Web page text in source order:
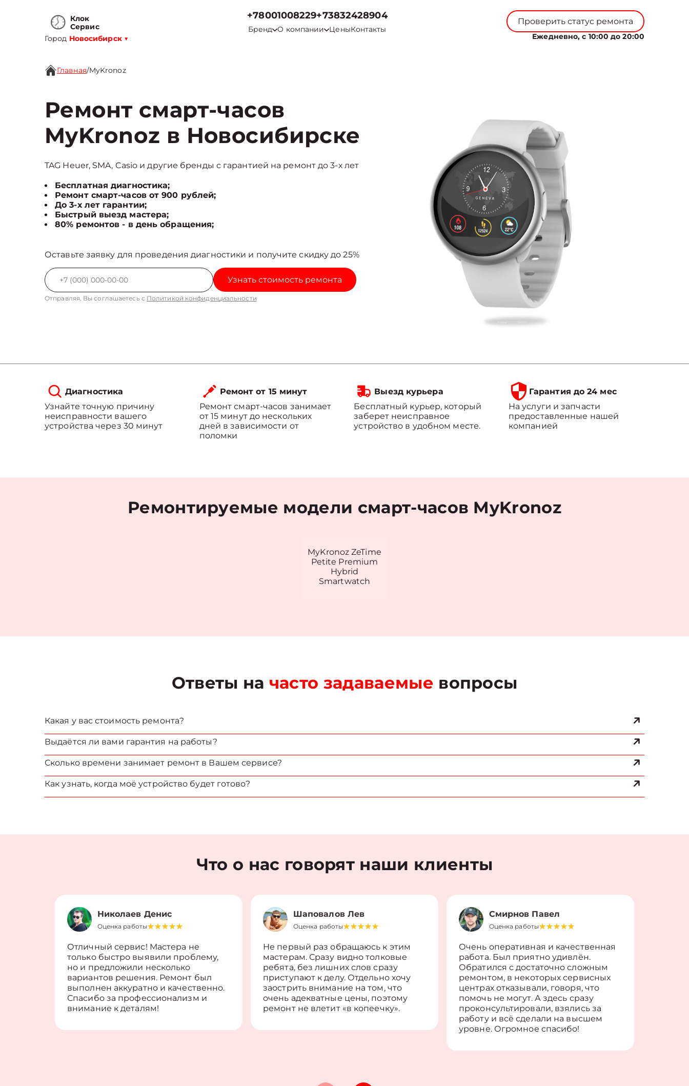
Клок
Сервис
Город Новосибирск ▼
+78001008229+73832428904
Бренд О компании ЦеныКонтакты
Проверить статус ремонта
Ежедневно, с 10:00 до 20:00
Главная/MyKronoz
Ремонт смарт-часов
MyKronoz в Новосибирске
TAG Heuer, SMA, Casio и другие бренды с гарантией на ремонт до 3-х лет
Бесплатная диагностика;
Ремонт смарт-часов от 900 рублей;
До 3-х лет гарантии;
Быстрый выезд мастера;
80% ремонтов - в день обращения;
Оставьте заявку для проведения диагностики и получите скидку до 25%
Узнать стоимость ремонта
Отправляя, Вы соглашаетесь с Политикой конфиденциальности
Диагностика
Узнайте точную причину
неисправности вашего
устройства через 30 минут
Ремонт от 15 минут
Ремонт смарт-часов занимает
от 15 минут до нескольких
дней в зависимости от
поломки
Выезд курьера
Бесплатный курьер, который
заберет неисправное
устройство в удобном месте.
Гарантия до 24 мес
На услуги и запчасти
предоставленные нашей
компанией
Ремонтируемые модели смарт-часов MyKronoz
MyKronoz ZeTime
Petite Premium
Hybrid
Smartwatch
Ответы на часто задаваемые вопросы
Какая у вас стоимость ремонта?
Выдаётся ли вами гарантия на работы?
Сколько времени занимает ремонт в Вашем сервисе?
Как узнать, когда моё устройство будет готово?
Что о нас говорят наши клиенты
Николаев Денис
Оценка работы
Отличный сервис! Мастера не
только быстро выявили проблему,
но и предложили несколько
вариантов решения. Ремонт был
выполнен аккуратно и качественно.
Спасибо за профессионализм и
внимание к деталям!
Шаповалов Лев
Оценка работы
Не первый раз обращаюсь к этим
мастерам. Сразу видно толковые
ребята, без лишних слов сразу
приступают к делу. Отдельно хочу
заострить внимание на том, что
очень адекватные цены, поэтому
ремонт не влетит «в копеечку».
Смирнов Павел
Оценка работы
Очень оперативная и качественная
работа. Был приятно удивлён.
Обратился с достаточно сложным
ремонтом, в некоторых сервисных
центрах отказывали, говоря, что
помочь не могут. А здесь сразу
проконсультировали, взялись за
работу и всё сделали на высшем
уровне. Огромное спасибо!